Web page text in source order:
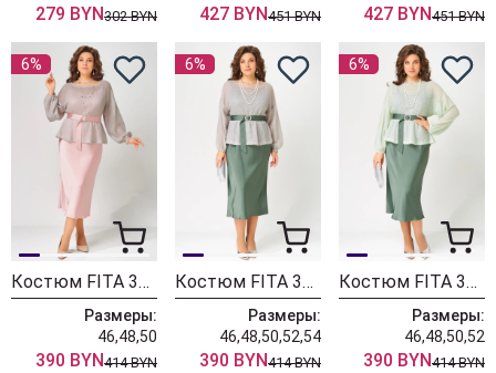
279 BYN302 BYN 427 BYN451 BYN 427 BYN451 BYN
6%
Костюм FITA 3223 розово-дымчатый
Размеры:
46,48,50
390 BYN414 BYN
6%
Костюм FITA 3222 нефрит + дымчатый
Размеры:
46,48,50,52,54
390 BYN414 BYN
6%
Костюм FITA 3221 нефрит + мята
Размеры:
46,48,50,52
390 BYN414 BYN